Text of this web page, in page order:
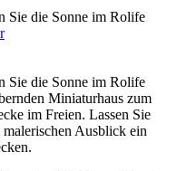
Sie die Sonne im Rolife
Sie die Sonne im Rolife
Miniaturhaus zum
im Freien. Lassen Sie
Ausblick ein